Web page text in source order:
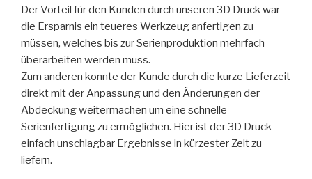
Der Vorteil für den Kunden durch unseren 3D Druck war
die Ersparnis ein teueres Werkzeug anfertigen zu
müssen, welches bis zur Serienproduktion mehrfach
überarbeiten werden muss.
Zum anderen konnte der Kunde durch die kurze Lieferzeit
direkt mit der Anpassung und den Änderungen der
Abdeckung weitermachen um eine schnelle
Serienfertigung zu ermöglichen. Hier ist der 3D Druck
einfach unschlagbar Ergebnisse in kürzester Zeit zu
liefern.